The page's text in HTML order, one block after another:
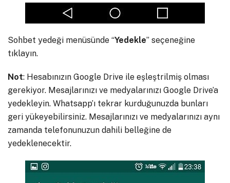
Sohbet yedeği menüsünde “Yedekle” seçeneğine
tıklayın.
Not: Hesabınızın Google Drive ile eşleştrilmiş olması
gerekiyor. Mesajlarınızı ve medyalarınızı Google Drive’a
yedekleyin. Whatsapp’ı tekrar kurduğunuzda bunları
geri yükeyebilirsiniz. Mesajlarınızı ve medyalarınızı aynı
zamanda telefonunuzun dahili belleğine de
yedeklenecektir.